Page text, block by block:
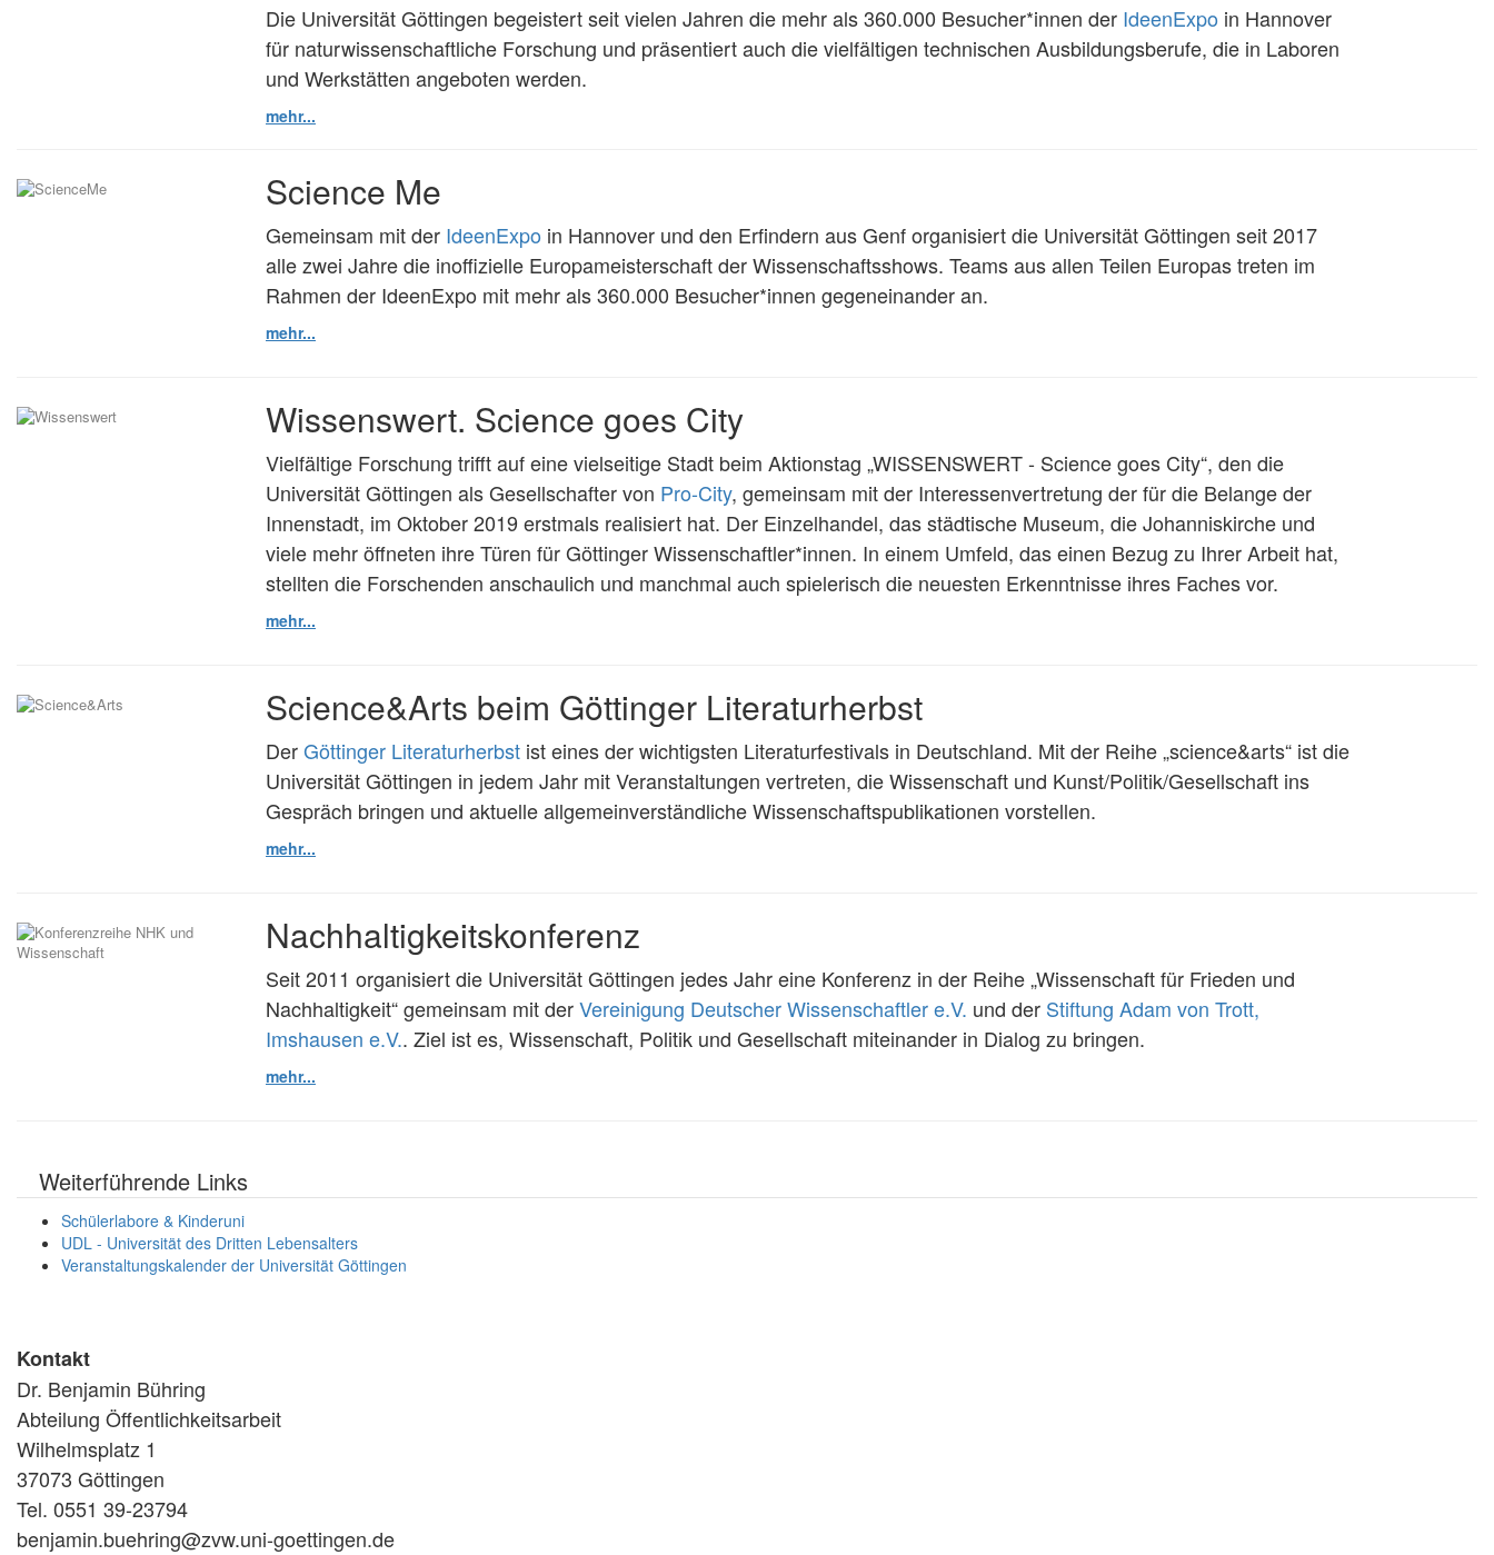
Die Universität Göttingen begeistert seit vielen Jahren die mehr als 360.000 Besucher*innen der IdeenExpo in Hannover
für naturwissenschaftliche Forschung und präsentiert auch die vielfältigen technischen Ausbildungsberufe, die in Laboren
und Werkstätten angeboten werden.
mehr...
Science Me
Gemeinsam mit der IdeenExpo in Hannover und den Erfindern aus Genf organisiert die Universität Göttingen seit 2017
alle zwei Jahre die inoffizielle Europameisterschaft der Wissenschaftsshows. Teams aus allen Teilen Europas treten im
Rahmen der IdeenExpo mit mehr als 360.000 Besucher*innen gegeneinander an.
mehr...
Wissenswert. Science goes City
Vielfältige Forschung trifft auf eine vielseitige Stadt beim Aktionstag „WISSENSWERT - Science goes City“, den die
Universität Göttingen als Gesellschafter von Pro-City, gemeinsam mit der Interessenvertretung der für die Belange der
Innenstadt, im Oktober 2019 erstmals realisiert hat. Der Einzelhandel, das städtische Museum, die Johanniskirche und
viele mehr öffneten ihre Türen für Göttinger Wissenschaftler*innen. In einem Umfeld, das einen Bezug zu Ihrer Arbeit hat,
stellten die Forschenden anschaulich und manchmal auch spielerisch die neuesten Erkenntnisse ihres Faches vor.
mehr...
Science&Arts beim Göttinger Literaturherbst
DerGöttinger Literaturherbst ist eines der wichtigsten Literaturfestivals in Deutschland. Mit der Reihe „science&arts“ ist die
Universität Göttingen in jedem Jahr mit Veranstaltungen vertreten, die Wissenschaft und Kunst/Politik/Gesellschaft ins
Gespräch bringen und aktuelle allgemeinverständliche Wissenschaftspublikationen vorstellen.
mehr...
Nachhaltigkeitskonferenz
Seit 2011 organisiert die Universität Göttingen jedes Jahr eine Konferenz in der Reihe „Wissenschaft für Frieden und
Nachhaltigkeit“ gemeinsam mit derVereinigung Deutscher Wissenschaftler e.V. und der Stiftung Adam von Trott,
Imshausen e.V.. Ziel ist es, Wissenschaft, Politik und Gesellschaft miteinander in Dialog zu bringen.
mehr...
Weiterführende Links
Schülerlabore & Kinderuni
UDL - Universität des Dritten Lebensalters
Veranstaltungskalender der Universität Göttingen
Kontakt
Dr. Benjamin Bühring
Abteilung Öffentlichkeitsarbeit
Wilhelmsplatz 1
37073 Göttingen
Tel. 0551 39-23794
benjamin.buehring@zvw.uni-goettingen.de